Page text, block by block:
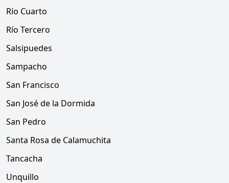
Río Cuarto
Río Tercero
Salsipuedes
Sampacho
San Francisco
San José de la Dormida
San Pedro
Santa Rosa de Calamuchita
Tancacha
Unquillo